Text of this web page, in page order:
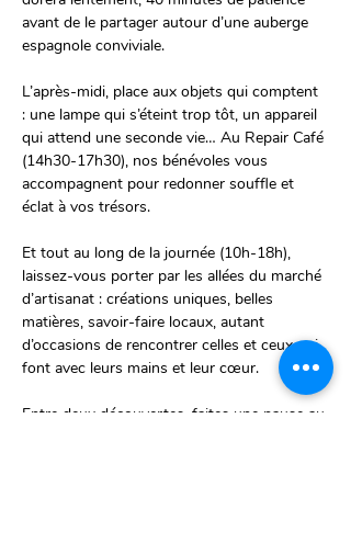
avant de le partager autour d’une auberge
espagnole conviviale.
L’après-midi, place aux objets qui comptent
: une lampe qui s’éteint trop tôt, un appareil
qui attend une seconde vie… Au Repair Café
(14h30-17h30), nos bénévoles vous
accompagnent pour redonner souffle et
éclat à vos trésors.
Et tout au long de la journée (10h-18h),
laissez-vous porter par les allées du marché
d’artisanat : créations uniques, belles
matières, savoir-faire locaux, autant
d’occasions de rencontrer celles et ceux qui
font avec leurs mains et leur cœur.
Entre deux découvertes, faites une pause au